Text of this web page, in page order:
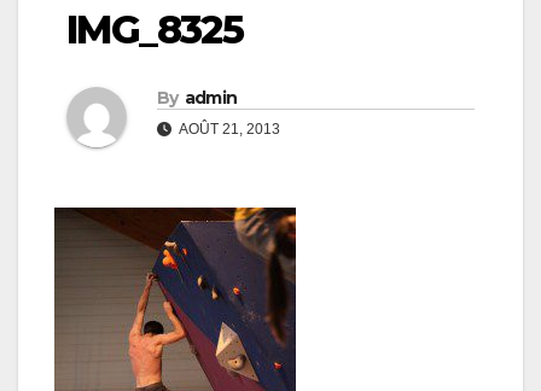
IMG_8325
By admin
AOÛT 21, 2013